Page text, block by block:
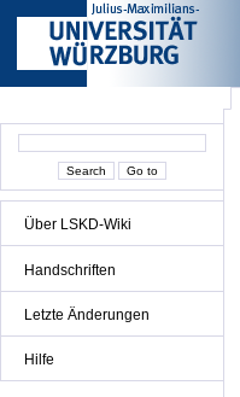
Über LSKD-Wiki
Handschriften
Letzte Änderungen
Hilfe